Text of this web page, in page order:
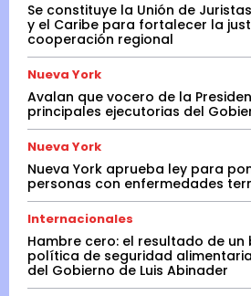
Se constituye la Unión de
y el Caribe para fortalecer la
cooperación regional
Nueva York
Avalan que vocero de la
principales ejecutorias del
Nueva York
Nueva York aprueba ley para
personas con enfermedades
Internacionales
Hambre cero: el resultado de un
política de seguridad
del Gobierno de Luis Abinader